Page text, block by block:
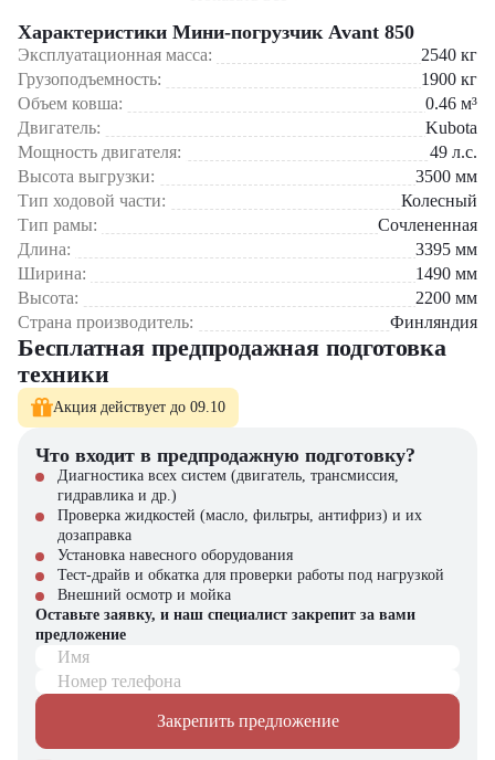
Комфорт
эргономичное рабочее место
Экономичность
низкий расход топлива и
простота обслуживания
Мини-погрузчик Avant 850идеально подходит для коммунального
хозяйства, строительства, сельского хозяйства и складской
логистики. Отличное решение для работы в стесненных условиях.
Мини-погрузчик Avant 850
предлагает сочетание мощности,
маневренности и универсальности. Выбор этой модели — это
инвестиция в качественную европейскую технику с широкими
возможностями применения.
Мини-погрузчик Avant 850
можно приобрести в компании
"ЦТО". Мы являемся официальным дилером и предлагаем новые
модели техники с полной гарантией. На нашем сайте вы найдёте
широкий выбор спецтехники, вилочной и малой складской
техники, навесного оборудования и запчастей.
Характеристики Мини-погрузчик Avant 850
Эксплуатационная масса: 2540 кг
Грузоподъемность:
1900 кг
Объем ковша:
0.46 м³
Двигатель:
Kubota
Мощность двигателя:
49 л.с.
Высота выгрузки:
3500 мм
Тип ходовой части:
Колесный
Тип рамы:
Сочлененная
Длина:
3395 мм
Ширина:
1490 мм
Высота:
2200 мм
Страна производитель:
Финляндия
Бесплатная предпродажная подготовка
техники
Акция действует до 09.10
Что входит в предпродажную подготовку?
Диагностика всех систем (двигатель, трансмиссия,
гидравлика и др.)
Проверка жидкостей (масло, фильтры, антифриз) и их
дозаправка
Установка навесного оборудования
Тест-драйв и обкатка для проверки работы под нагрузкой
Внешний осмотр и мойка
Оставьте заявку, и наш специалист закрепит за вами
предложение
Имя
Номер телефона
Закрепить предложение